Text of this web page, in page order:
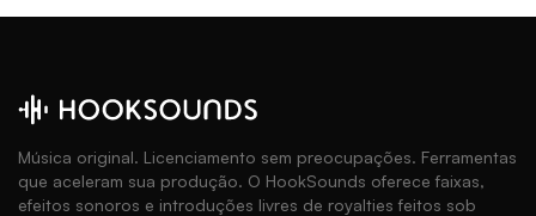
Música original. Licenciamento sem preocupações. Ferramentas
que aceleram sua produção. O HookSounds oferece faixas,
efeitos sonoros e introduções livres de royalties feitos sob